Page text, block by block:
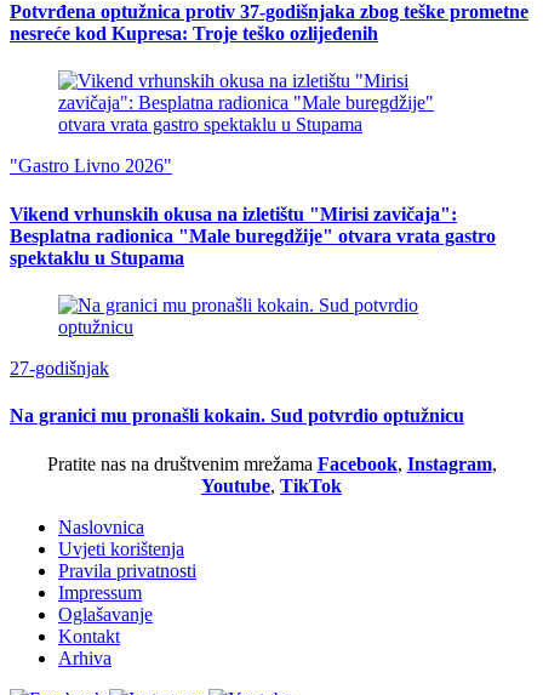
Potvrđena optužnica protiv 37-godišnjaka zbog teške prometne
nesreće kod Kupresa: Troje teško ozlijeđenih
"Gastro Livno 2026"
Vikend vrhunskih okusa na izletištu "Mirisi zavičaja":
Besplatna radionica "Male buregdžije" otvara vrata gastro
spektaklu u Stupama
27-godišnjak
Na granici mu pronašli kokain. Sud potvrdio optužnicu
Pratite nas na društvenim mrežama Facebook, Instagram,
Youtube, TikTok
Naslovnica
Uvjeti korištenja
Pravila privatnosti
Impressum
Oglašavanje
Kontakt
Arhiva